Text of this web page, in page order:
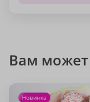
Вам может
Новинка